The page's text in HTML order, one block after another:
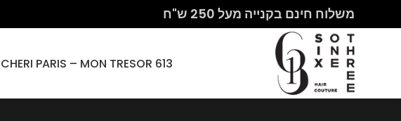
משלוח חינם בקנייה מעל 250 ש"ח
613 HAIR COUTURE – MON CHERI PARIS – MON TRESOR